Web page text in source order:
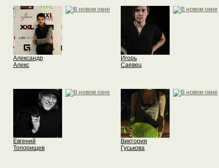
Александр
Алекс
Игорь
Саевец
Евгений
Топорищев
Виктория
Гуськова